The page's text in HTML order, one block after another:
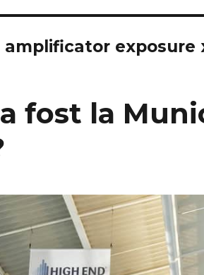
amplificator exposure
fost la